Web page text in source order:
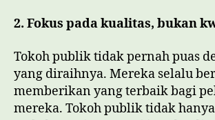
2. Fokus pada kualitas, bukan
Tokoh publik tidak pernah puas
yang diraihnya. Mereka selalu
memberikan yang terbaik bagi
mereka. Tokoh publik tidak